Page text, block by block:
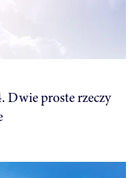
Dwie proste rzeczy